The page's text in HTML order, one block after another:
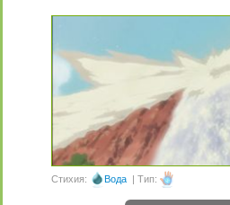
Стихия: Вода | Тип: